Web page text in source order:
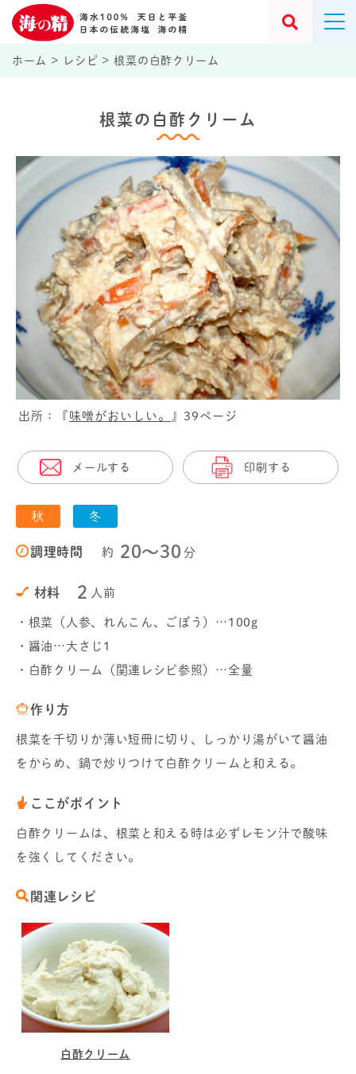
ホーム > レシピ >根菜の白酢クリーム
根菜の白酢クリーム
出所：『 味噌がおいしい。 』39ページ
メールする 印刷する
秋 冬
調理時間 約 20〜30 分
材料 2 人前
・根菜（人参、れんこん、ごぼう）…100g
・醤油…大さじ1
・白酢クリーム（関連レシピ参照）…全量
作り方
根菜を千切りか薄い短冊に切り、しっかり湯がいて醤油
をからめ、鍋で炒りつけて白酢クリームと和える。
ここがポイント
白酢クリームは、根菜と和える時は必ずレモン汁で酸味
を強くしてください。
関連レシピ
白酢クリーム